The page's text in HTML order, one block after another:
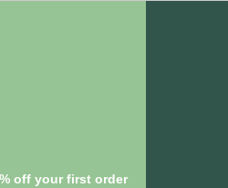
off your first order